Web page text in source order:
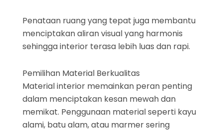
Penataan ruang yang tepat juga membantu
menciptakan aliran visual yang harmonis
sehingga interior terasa lebih luas dan rapi.
Pemilihan Material Berkualitas
Material interior memainkan peran penting
dalam menciptakan kesan mewah dan
memikat. Penggunaan material seperti kayu
alami, batu alam, atau marmer sering